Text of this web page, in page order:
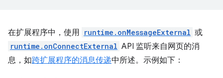
在扩展程序中，使用 runtime.onMessageExternal 或
runtime.onConnectExternal API 监听来自网页的消
息，如跨扩展程序的消息传递中所述。示例如下：